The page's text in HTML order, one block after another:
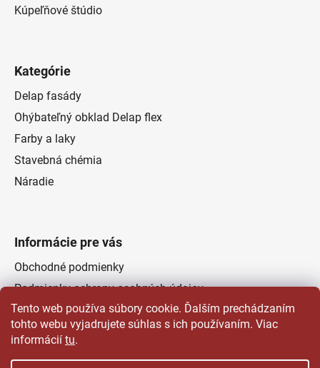
Tento web používa súbory cookie. Ďalším prechádzaním
tohto webu vyjadrujete súhlas s ich používaním. Viac
informácií tu.
Kúpeľňové štúdio
Kategórie
Delap fasády
Ohýbateľný obklad Delap flex
Farby a laky
Stavebná chémia
Náradie
Informácie pre vás
Obchodné podmienky
Podmienky ochrany osobných údajov
Odstúpenie od zmluvy
Kontakty